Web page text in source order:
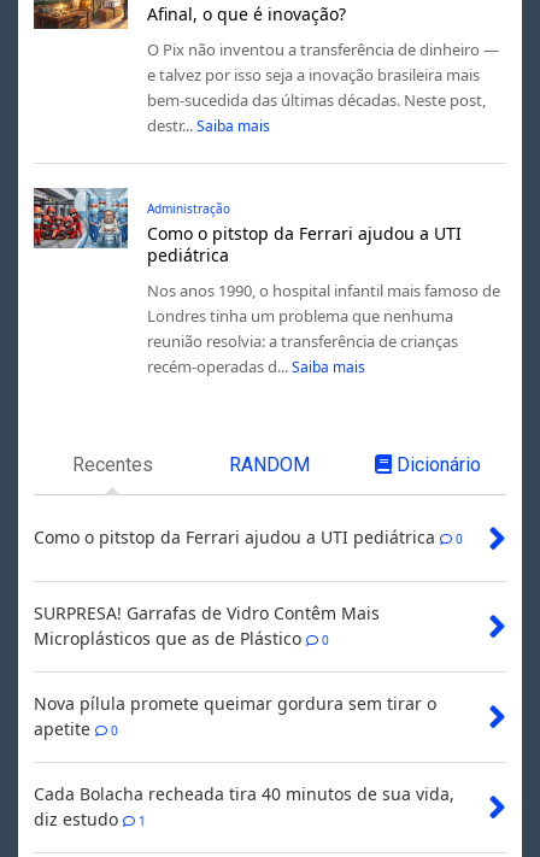
Afinal, o que é inovação?
O Pix não inventou a transferência de dinheiro —
e talvez por isso seja a inovação brasileira mais
bem-sucedida das últimas décadas. Neste post,
destr... Saiba mais
Administração
Como o pitstop da Ferrari ajudou a UTI
pediátrica
Nos anos 1990, o hospital infantil mais famoso de
Londres tinha um problema que nenhuma
reunião resolvia: a transferência de crianças
recém-operadas d... Saiba mais
Recentes RANDOM Dicionário
Como o pitstop da Ferrari ajudou a UTI pediátrica 0
SURPRESA! Garrafas de Vidro Contêm Mais
Microplásticos que as de Plástico
0
Nova pílula promete queimar gordura sem tirar o
apetite
0
Cada Bolacha recheada tira 40 minutos de sua vida,
diz estudo
1